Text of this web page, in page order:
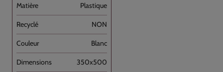
Plastique
NON
Blanc
350x500